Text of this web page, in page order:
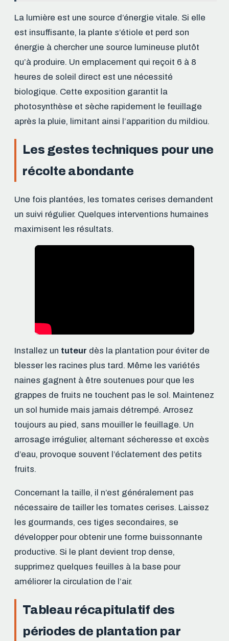
La lumière est une source d’énergie vitale. Si elle
est insuffisante, la plante s’étiole et perd son
énergie à chercher une source lumineuse plutôt
qu’à produire. Un emplacement qui reçoit 6 à 8
heures de soleil direct est une nécessité
biologique. Cette exposition garantit la
photosynthèse et sèche rapidement le feuillage
après la pluie, limitant ainsi l’apparition du mildiou.
Les gestes techniques pour une
récolte abondante
Une fois plantées, les tomates cerises demandent
un suivi régulier. Quelques interventions humaines
maximisent les résultats.
Installez un tuteur dès la plantation pour éviter de
blesser les racines plus tard. Même les variétés
naines gagnent à être soutenues pour que les
grappes de fruits ne touchent pas le sol. Maintenez
un sol humide mais jamais détrempé. Arrosez
toujours au pied, sans mouiller le feuillage. Un
arrosage irrégulier, alternant sécheresse et excès
d’eau, provoque souvent l’éclatement des petits
fruits.
Concernant la taille, il n’est généralement pas
nécessaire de tailler les tomates cerises. Laissez
les gourmands, ces tiges secondaires, se
développer pour obtenir une forme buissonnante
productive. Si le plant devient trop dense,
supprimez quelques feuilles à la base pour
améliorer la circulation de l’air.
Tableau récapitulatif des
périodes de plantation par